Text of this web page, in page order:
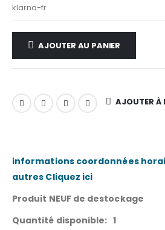
AJOUTER AU PANIER
AJOUTER À
informations coordonnées
autres Cliquez ici
Produit NEUF de destockage
Quantité disponible: 1